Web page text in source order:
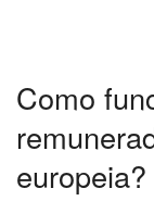
Como
europeia?